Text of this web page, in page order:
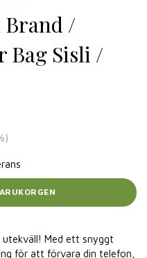
Brand /
Bag Sisli /
utekväll! Med ett snyggt
för att förvara din telefon,